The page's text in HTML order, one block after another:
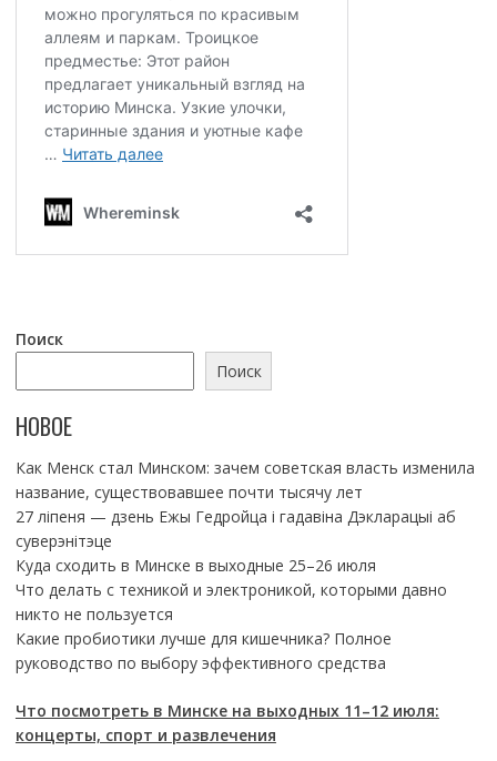
Поиск
Поиск
НОВОЕ
Как Менск стал Минском: зачем советская власть изменила
название, существовавшее почти тысячу лет
27 ліпеня — дзень Ежы Гедройца і гадавіна Дэкларацыі аб
суверэнітэце
Куда сходить в Минске в выходные 25–26 июля
Что делать с техникой и электроникой, которыми давно
никто не пользуется
Какие пробиотики лучше для кишечника? Полное
руководство по выбору эффективного средства
Что посмотреть в Минске на выходных 11–12 июля:
концерты, спорт и развлечения